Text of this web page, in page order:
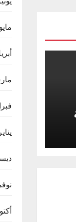
مايو 2025
أبريل
مارس
فبراير
يناير 2025